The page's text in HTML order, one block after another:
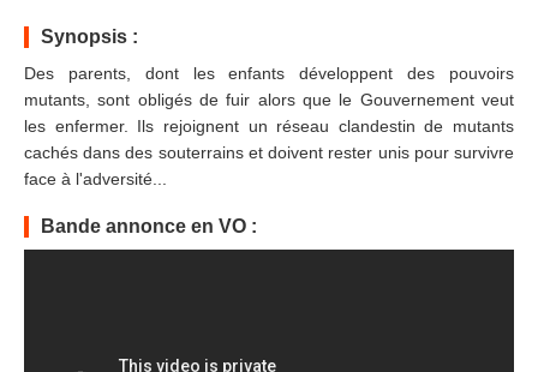
Synopsis :
Des parents, dont les enfants développent des pouvoirs
mutants, sont obligés de fuir alors que le Gouvernement veut
les enfermer. Ils rejoignent un réseau clandestin de mutants
cachés dans des souterrains et doivent rester unis pour survivre
face à l'adversité...
Bande annonce en VO :